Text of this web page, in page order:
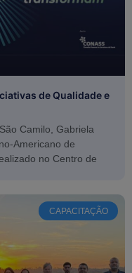
de Qualidade e
Camilo, Gabriela
Americano de
no Centro de
CAPACITAÇÃO